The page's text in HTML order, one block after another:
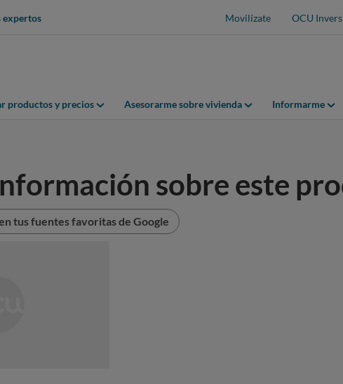
expertos Movilízate OCU
productos y precios Asesorarme sobre vivienda Informarme
sobre este
tus fuentes favoritas de Google